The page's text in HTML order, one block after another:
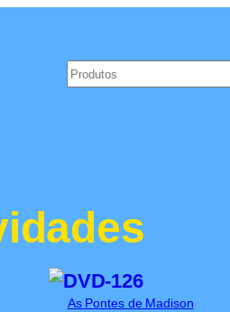
Pesquisar
As Pontes de Madison